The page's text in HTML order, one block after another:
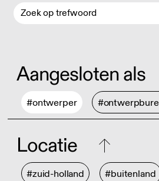
Aangesloten als
#ontwerper
Locatie
#zuid-holland #buitenland